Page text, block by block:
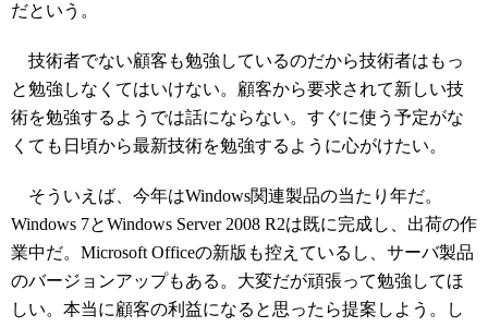
だという。
技術者でない顧客も勉強しているのだから技術者はもっ
と勉強しなくてはいけない。顧客から要求されて新しい技
術を勉強するようでは話にならない。すぐに使う予定がな
くても日頃から最新技術を勉強するように心がけたい。
そういえば、今年はWindows関連製品の当たり年だ。
Windows 7とWindows Server 2008 R2は既に完成し、出荷の作
業中だ。Microsoft Officeの新版も控えているし、サーバ製品
のバージョンアップもある。大変だが頑張って勉強してほ
しい。本当に顧客の利益になると思ったら提案しよう。し